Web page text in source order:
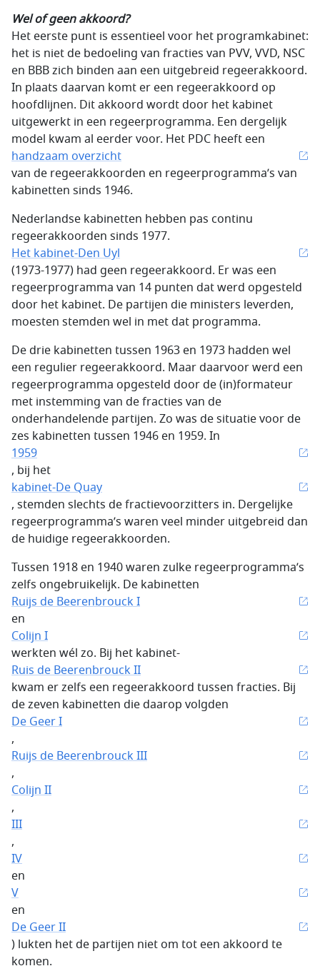
Wel of geen akkoord?
Het eerste punt is essentieel voor het programkabinet:
het is niet de bedoeling van fracties van PVV, VVD, NSC
en BBB zich binden aan een uitgebreid regeerakkoord.
In plaats daarvan komt er een regeerakkoord op
hoofdlijnen. Dit akkoord wordt door het kabinet
uitgewerkt in een regeerprogramma. Een dergelijk
model kwam al eerder voor. Het PDC heeft een
handzaam overzicht
van de regeerakkoorden en regeerprogramma’s van
kabinetten sinds 1946.
Nederlandse kabinetten hebben pas continu
regeerakkoorden sinds 1977.
Het kabinet-Den Uyl
(1973-1977) had geen regeerakkoord. Er was een
regeerprogramma van 14 punten dat werd opgesteld
door het kabinet. De partijen die ministers leverden,
moesten stemden wel in met dat programma.
De drie kabinetten tussen 1963 en 1973 hadden wel
een regulier regeerakkoord. Maar daarvoor werd een
regeerprogramma opgesteld door de (in)formateur
met instemming van de fracties van de
onderhandelende partijen. Zo was de situatie voor de
zes kabinetten tussen 1946 en 1959. In
1959
, bij het
kabinet-De Quay
, stemden slechts de fractievoorzitters in. Dergelijke
regeerprogramma’s waren veel minder uitgebreid dan
de huidige regeerakkoorden.
Tussen 1918 en 1940 waren zulke regeerprogramma’s
zelfs ongebruikelijk. De kabinetten
Ruijs de Beerenbrouck I
en
Colijn I
werkten wél zo. Bij het kabinet-
Ruis de Beerenbrouck II
kwam er zelfs een regeerakkoord tussen fracties. Bij
de zeven kabinetten die daarop volgden
De Geer I
,
Ruijs de Beerenbrouck III
,
Colijn II
,
III
,
IV
en
V
en
De Geer II
) lukten het de partijen niet om tot een akkoord te
komen.